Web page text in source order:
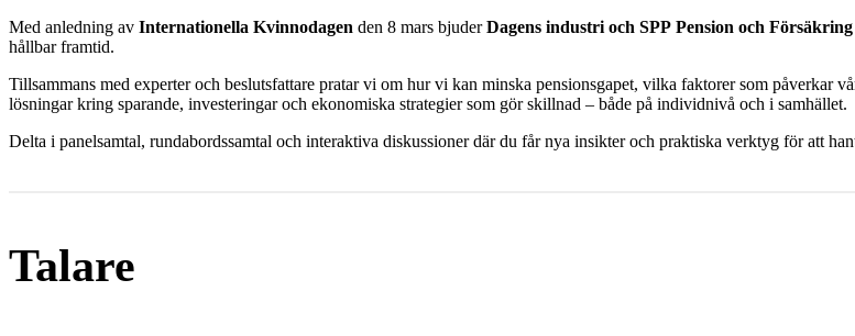
Med anledning av Internationella Kvinnodagen den 8 mars bjuderDagens industri och SPP Pension och Försäkring
hållbar framtid.
Tillsammans med experter och beslutsfattare pratar vi om hur vi kan minska pensionsgapet, vilka faktorer som
lösningar kring sparande, investeringar och ekonomiska strategier som gör skillnad – både på individnivå och i samhället.
Delta i panelsamtal, rundabordssamtal och interaktiva diskussioner där du får nya insikter och praktiska verktyg för att
Talare